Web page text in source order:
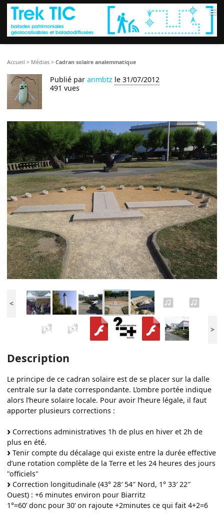
≡
Accueil > Médias >Cadran solaire analemmatique
Publié paranmbtz le 31/07/2012
491 vues
<
>
Description
Le principe de ce cadran solaire est de se placer sur la dalle
centrale sur la date correspondante. L’ombre portée indique
alors l’heure solaire locale. Pour avoir l’heure légale, il faut
apporter plusieurs corrections :
Corrections administratives 1h de plus en hiver et 2h de
plus en été.
Tenir compte du décalage qui existe entre la durée effective
d’une rotation complète de la Terre et les 24 heures des jours
"officiels"
Correction longitudinale (43° 28′ 54″ Nord, 1° 33′ 22″
Ouest) : +6 minutes environ pour Biarritz
1°=60’ donc pour 30’ on rajoute +2minutes ce qui fait 4+2=6